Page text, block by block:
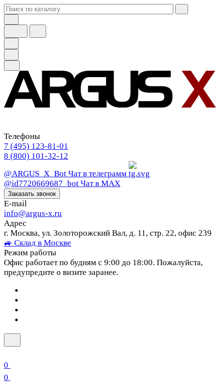
Телефоны
7 (495) 123-81-01
8 (800) 101-32-12
@ARGUS_X_Bot Чат в телеграмм
@id7720669687_bot Чат в МАХ
Заказать звонок
E-mail
info@argus-x.ru
Адрес
г. Москва, ул. Золоторожский Вал, д. 11, стр. 22, офис 239
🚙 Склад в Москве
Режим работы
Офис работает по будням с 9:00 до 18:00. Пожалуйста,
предупредите о визите заранее.
0
0